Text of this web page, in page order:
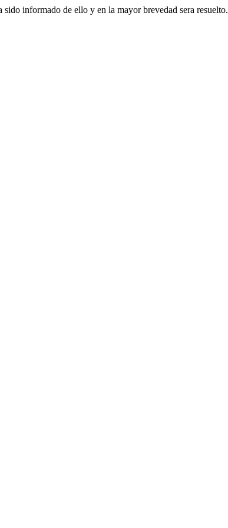
informado de ello y en la mayor brevedad sera resuelto.